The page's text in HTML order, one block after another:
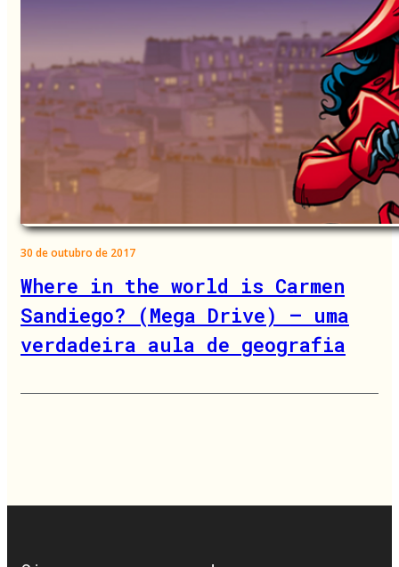
30 de outubro de 2017
Where in the world is Carmen
Sandiego? (Mega Drive) – uma
verdadeira aula de geografia